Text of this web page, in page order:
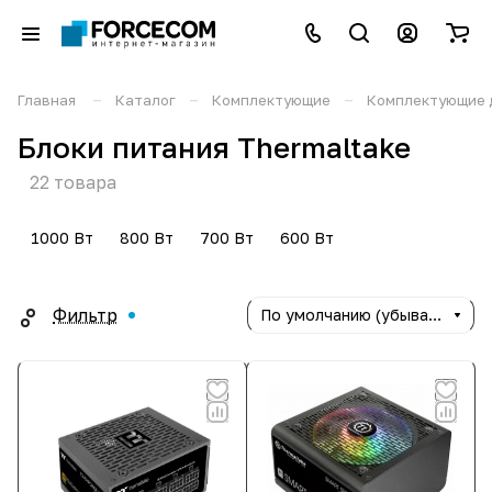
Главная – Каталог – Комплектующие – Комплектующие
Блоки питания Thermaltake
22 товара
1000 Вт 800 Вт 700 Вт 600 Вт
Фильтр По умолчанию (убывание)